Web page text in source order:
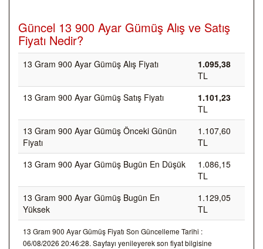
Güncel 13 900 Ayar Gümüş Alış ve Satış
Fiyatı Nedir?
13 Gram 900 Ayar Gümüş Alış Fiyatı
1.095,38
TL
13 Gram 900 Ayar Gümüş Satış Fiyatı
1.101,23
TL
13 Gram 900 Ayar Gümüş Önceki Günün
Fiyatı
1.107,60
TL
13 Gram 900 Ayar Gümüş Bugün En Düşük
1.086,15
TL
13 Gram 900 Ayar Gümüş Bugün En
Yüksek
1.129,05
TL
13 Gram 900 Ayar Gümüş Fiyatı Son Güncelleme Tarihi :
06/08/2026 20:46:28. Sayfayı yenileyerek son fiyat bilgisine